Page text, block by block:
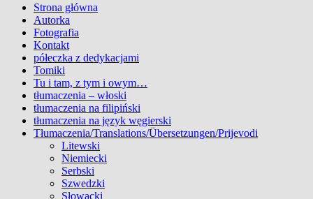
Strona główna
Autorka
Fotografia
Kontakt
półeczka z dedykacjami
Tomiki
Tu i tam, z tym i owym…
tłumaczenia – włoski
tłumaczenia na filipiński
tłumaczenia na język węgierski
Tłumaczenia/Translations/Übersetzungen/Prijevodi
Litewski
Niemiecki
Serbski
Szwedzki
Słowacki